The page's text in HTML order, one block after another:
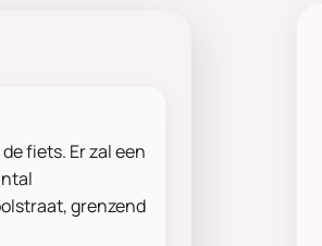
fiets. Er zal een
grenzend